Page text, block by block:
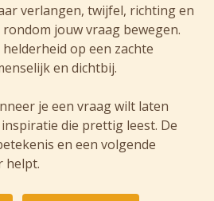
verlangen, twijfel, richting en
jouw vraag bewegen.
op een zachte
en dichtbij.
je een vraag wilt laten
die prettig leest. De
en een volgende
helpt.